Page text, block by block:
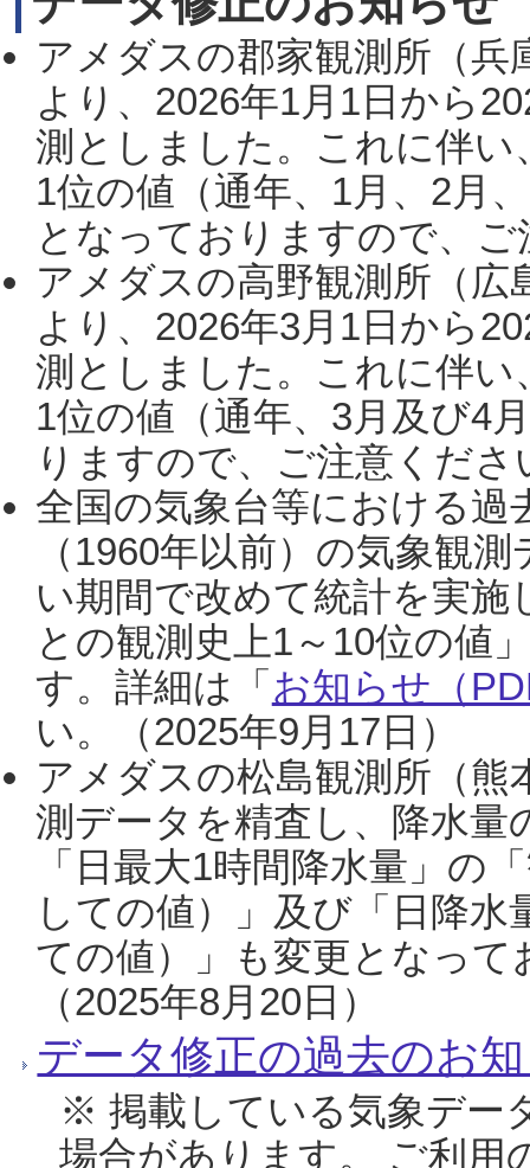
アメダスの郡家観測所（
より、2026年1月1日から
測としました。これに伴い
1位の値（通年、1月、2月
となっておりますので、
アメダスの高野観測所（
より、2026年3月1日から
測としました。これに伴い
1位の値（通年、3月及び4
りますので、ご注意くだ
全国の気象台等における過
（1960年以前）の気象観
い期間で改めて統計を実
との観測史上1～10位の値
す。詳細は「 お知らせ（
い。（2025年9月17日）
アメダスの松島観測所（熊
測データを精査し、降水
「日最大1時間降水量」の
しての値）」及び「日降
ての値）」も変更となっ
（2025年8月20日）
データ修正の過去のお
※ 掲載している気象デー
場合があります。 ご利用